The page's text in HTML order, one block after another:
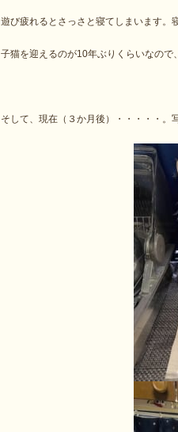
遊び疲れるとさっさと寝てしまいます。
子猫を迎えるのが10年ぶりくらいなの
そして、現在（３か月後）・・・・・。